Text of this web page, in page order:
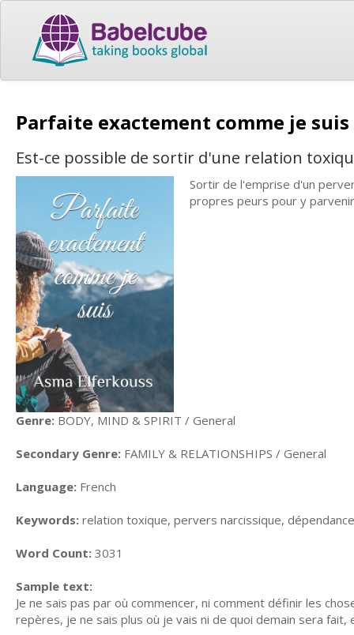
Parfaite exactement comme je suis
Est-ce possible de sortir d'une relation
Sortir de l'emprise d'un
propres peurs pour y
Genre: BODY, MIND & SPIRIT / General
Secondary Genre: FAMILY & RELATIONSHIPS / General
Language: French
Keywords: relation toxique, pervers narcissique,
Word Count: 3031
Sample text:
Je ne sais pas par où commencer, ni comment définir les
repères, je ne sais plus où je vais ni de quoi demain sera